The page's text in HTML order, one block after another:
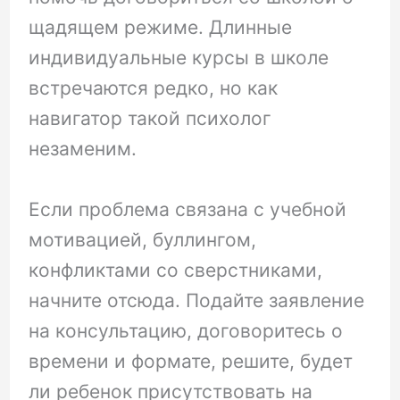
щадящем режиме. Длинные
индивидуальные курсы в школе
встречаются редко, но как
навигатор такой психолог
незаменим.
Если проблема связана с учебной
мотивацией, буллингом,
конфликтами со сверстниками,
начните отсюда. Подайте заявление
на консультацию, договоритесь о
времени и формате, решите, будет
ли ребенок присутствовать на